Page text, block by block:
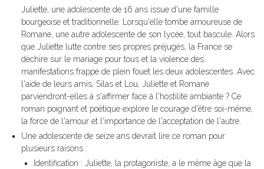
Juliette, une adolescente de 16 ans issue d'une famille
bourgeoise et traditionnelle. Lorsqu'elle tombe amoureuse de
Romane, une autre adolescente de son lycée, tout bascule. Alors
que Juliette lutte contre ses propres préjugés, la France se
déchire sur le mariage pour tous et la violence des
manifestations frappe de plein fouet les deux adolescentes. Avec
l'aide de leurs amis, Silas et Lou, Juliette et Romane
parviendront-elles à s'affirmer face à l'hostilité ambiante ? Ce
roman poignant et poétique explore le courage d'être soi-même,
la force de l'amour et l'importance de l'acceptation de l'autre.
Une adolescente de seize ans devrait lire ce roman pour
plusieurs raisons :
Identification : Juliette, la protagoniste, a le même âge que la